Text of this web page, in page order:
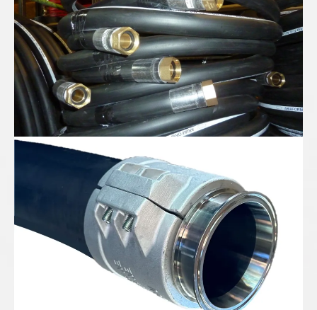
Gummispiralschlauch DN100